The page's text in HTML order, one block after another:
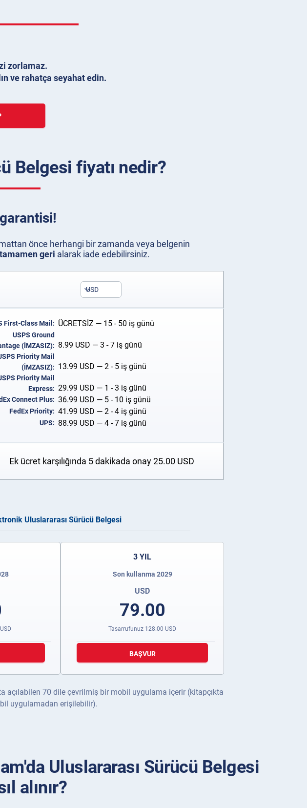
zorlamaz.
ve rahatça seyahat edin.
Belgesi fiyatı nedir?
önce herhangi bir zamanda veya belgenin
tamamen geri alarak iade edebilirsiniz.
USD
First-Class Mail: ÜCRETSİZ — 15 - 50 iş günü
USPS Ground
(İMZASIZ): 8.99 USD — 3 - 7 iş günü
Priority Mail
(İMZASIZ): 13.99 USD — 2 - 5 iş günü
Priority Mail
Express: 29.99 USD — 1 - 3 iş günü
Connect Plus: 36.99 USD — 5 - 10 iş günü
FedEx Priority: 41.99 USD — 2 - 4 iş günü
UPS: 88.99 USD — 4 - 7 iş günü
Ek ücret karşılığında 5 dakikada onay25.00 USD
Uluslararası Sürücü Belgesi
USD
3 YIL
Son kullanma 2029
USD
79.00
Tasarrufunuz 128.00 USD
BAŞVUR
açılabilen 70 dile çevrilmiş bir mobil uygulama içerir (kitapçıkta
uygulamadan erişilebilir).
Uluslararası Sürücü Belgesi
alınır?